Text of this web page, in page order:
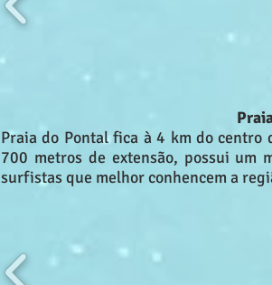
Praia do Pontal fica à 4 km do
700 metros de extensão, possui um
surfistas que melhor conhencem a